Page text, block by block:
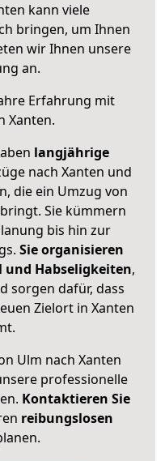
kann viele
bringen, um Ihnen
wir Ihnen unsere
an.
Erfahrung mit
Xanten.
langjährige
nach Xanten und
die ein Umzug von
Sie kümmern
bis hin zur
Sie organisieren
und Habseligkeiten,
sorgen dafür, dass
Zielort in Xanten
Ulm nach Xanten
professionelle
Kontaktieren Sie
reibungslosen